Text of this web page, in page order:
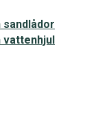
vattenhjul